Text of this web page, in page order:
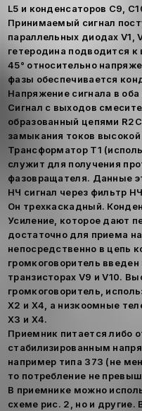
L5 и конденсаторов С9,
Принимаемый сигнал
параллельных диодах V1,
гетеродина подводится
45° относительно
фазы обеспечивается
Напряжение сигнала в
Сигнал с выходов
образованный цепями
замыкания токов
Трансформатор Т1
служит для получения
фазовращателя. Данные
НЧ сигнал через фильтр
Он трехкаскадный.
Усиление, которое дают
достаточно для приема
непосредственно в цепь
громкоговоритель
транзисторах V9 и V10.
громкоговоритель,
Х2 и Х4, а низкоомные
ХЗ и Х4.
Приемник питается либо
стабилизированным
например типа 373 (не
то потребление не
В приемнике можно
схеме рис. 2, но и